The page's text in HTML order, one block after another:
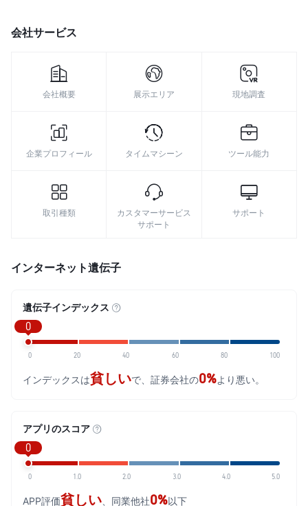
会社サービス
会社概要 展示エリア 現地調査
企業プロフィール タイムマシーン ツール能力
取引種類
カスタマーサービス
サポート
サポート
インターネット遺伝子
遺伝子インデックス
0
0 20 40 60 80 100
インデックスは貧しいで、証券会社の0%より悪い。
アプリのスコア
0
0 1.0 2.0 3.0 4.0 5.0
APP評価貧しい 、同業他社0%以下